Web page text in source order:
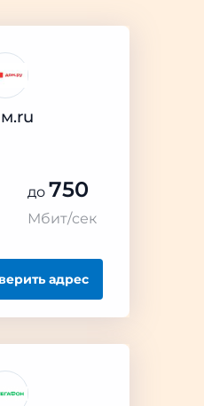
до 750
Мбит/сек
адрес